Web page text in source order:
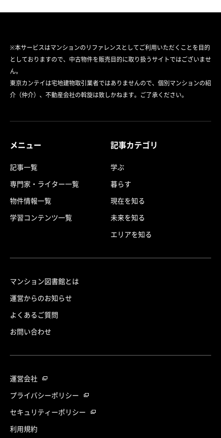
※本サービスはマンションのリファレンスとしてご利用いただくことを目的
としておりますので、中古物件を販売目的に取り扱うサイトではございませ
ん。
東京カンテイは宅地建物取引業者ではありませんので、個別マンションの紹
介（仲介）、不動産会社の斡旋は致しかねます。ご了承ください。
メニュー
記事一覧
専門家・ライター一覧
物件情報一覧
学習コンテンツ一覧
記事カテゴリ
学ぶ
暮らす
現在を知る
未来を知る
エリアを知る
マンション図書館とは
運営からのお知らせ
よくあるご質問
お問い合わせ
運営会社
プライバシーポリシー
セキュリティーポリシー
利用規約